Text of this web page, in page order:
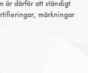
är därför att ständigt
märkningar